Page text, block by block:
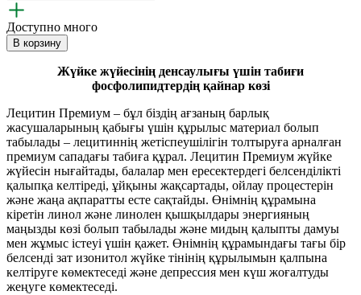
Доступно много
В корзину
Жүйке жүйесінің денсаулығы үшін табиғи
фосфолипидтердің қайнар көзі
Лецитин Премиум – бұл біздің ағзаның барлық
жасушаларының қабығы үшін құрылыс материал болып
табылады – лецитиннің жетіспеушілігін толтыруға арналған
премиум сападағы табиға құрал. Лецитин Премиум жүйке
жүйесін нығайтады, балалар мен ересектердегі белсенділікті
қалыпқа келтіреді, ұйқыны жақсартады, ойлау процестерін
және жаңа ақпаратты есте сақтайды. Өнімнің құрамына
кіретін линол және линолен қышқылдары энергияның
маңызды көзі болып табылады және мидың қалыпты дамуы
мен жұмыс істеуі үшін қажет. Өнімнің құрамындағы тағы бір
белсенді зат изонитол жүйке тінінің құрылымын қалпына
келтіруге көмектеседі және депрессия мен күш жоғалтуды
жеңуге көмектеседі.